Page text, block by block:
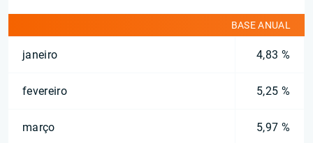
BASE ANUAL
janeiro 4,83 %
fevereiro 5,25 %
março 5,97 %